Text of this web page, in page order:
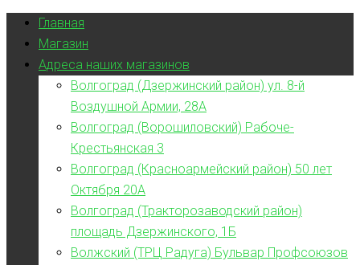
Главная
Магазин
Адреса наших магазинов
Волгоград (Дзержинский район) ул. 8-й
Воздушной Армии, 28А
Волгоград (Ворошиловский) Рабоче-
Крестьянская 3
Волгоград (Красноармейский район) 50 лет
Октября 20А
Волгоград (Тракторозаводский район)
площадь Дзержинского, 1Б
Волжский (ТРЦ Радуга) Бульвар Профсоюзов